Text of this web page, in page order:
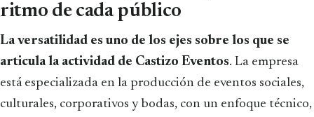
ritmo de cada público
La versatilidad es uno de los ejes sobre los que se
articula la actividad de Castizo Eventos. La empresa
está especializada en la producción de eventos sociales,
culturales, corporativos y bodas, con un enfoque técnico,